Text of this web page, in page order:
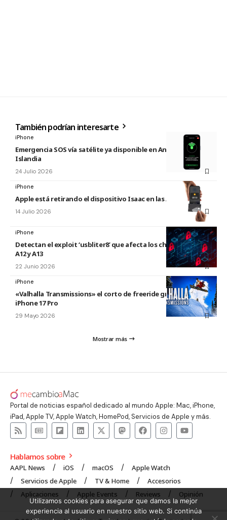
También podrían interesarte
iPhone
Emergencia SOS vía satélite ya disponible en Andorra e
Islandia
24 Julio 2026
iPhone
Apple está retirando el dispositivo Isaac en las Apple Store
14 Julio 2026
iPhone
Detectan el exploit ‘usbliter8’ que afecta los chips de Apple
A12 y A13
22 Junio 2026
iPhone
«Valhalla Transmissions» el corto de freeride grabado con el
iPhone 17 Pro
29 Mayo 2026
Mostrar más
Portal de noticias español dedicado al mundo Apple: Mac, iPhone,
iPad, Apple TV, Apple Watch, HomePod, Servicios de Apple y más.
Hablamos sobre
AAPL News iOS macOS
Apple Watch
Servicios de Apple
TV & Home
Accesorios
Aplicaciones
Apple Events Reviews Opinión
Utilizamos cookies para asegurar que damos la mejor
experiencia al usuario en nuestro sitio web. Si continúa